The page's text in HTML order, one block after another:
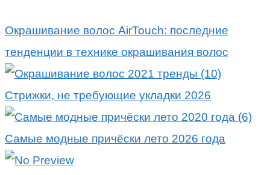
Окрашивание волос AirTouch: последние
тенденции в технике окрашивания волос
Стрижки, не требующие укладки 2026
Самые модные причёски лето 2026 года